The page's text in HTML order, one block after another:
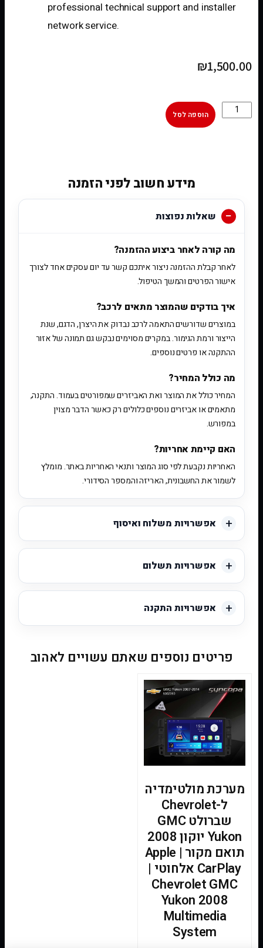
professional technical support and installer
network service.
₪1,500.00
הוספה לסל
מידע חשוב לפני הזמנה
שאלות נפוצות
מה קורה לאחר ביצוע ההזמנה?
לאחר קבלת ההזמנה ניצור איתכם קשר עד יום עסקים אחד לצורך
אישור הפרטים והמשך הטיפול.
איך בודקים שהמוצר מתאים לרכב?
במוצרים שדורשים התאמה לרכב נבדוק את היצרן, הדגם, שנת
הייצור ורמת הגימור. במקרים מסוימים נבקש גם תמונה של אזור
ההתקנה או פרטים נוספים.
מה כולל המחיר?
המחיר כולל את המוצר ואת האביזרים שמפורטים בעמוד. התקנה,
מתאמים או אביזרים נוספים כלולים רק כאשר הדבר מצוין
במפורש.
האם קיימת אחריות?
האחריות נקבעת לפי סוג המוצר ותנאי האחריות באתר. מומלץ
לשמור את החשבונית, האריזה והמספר הסידורי.
אפשרויות משלוח ואיסוף
אפשרויות תשלום
אפשרויות התקנה
פריטים נוספים שאתם עשויים לאהוב
מערכת מולטימדיה
ל-Chevrolet
שברולט GMC
Yukon יוקון 2008
תואם מקור | Apple
CarPlay אלחוטי |
Chevrolet GMC
Yukon 2008
Multimedia
System